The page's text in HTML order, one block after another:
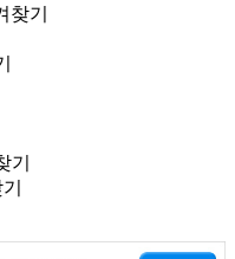
찾기
기